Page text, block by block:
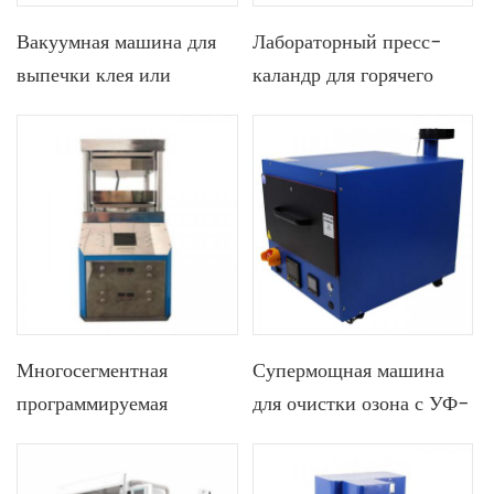
Вакуумная машина для
выпечки клея или
для использования
пленки на подложке на
линии сборки
перовскитовых
солнечных элементов
Лабораторный пресс-
каландр для горячего
подложки с покрытием
Многосегментная
программируемая
горячего прессования
Супермощная машина
для очистки озона с УФ-
нержавеющей стали.